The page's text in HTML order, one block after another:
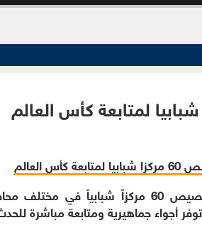
الوقائع الإخباري - أعلنت وزارة الشباب تخصيص 60